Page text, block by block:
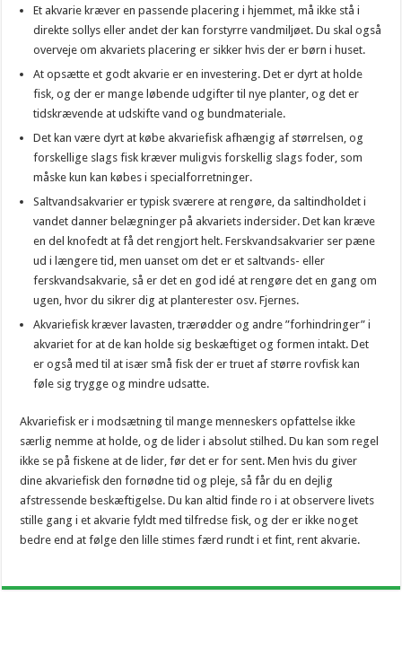
Et akvarie kræver en passende placering i hjemmet, må ikke stå i
direkte sollys eller andet der kan forstyrre vandmiljøet. Du skal også
overveje om akvariets placering er sikker hvis der er børn i huset.
At opsætte et godt akvarie er en investering. Det er dyrt at holde
fisk, og der er mange løbende udgifter til nye planter, og det er
tidskrævende at udskifte vand og bundmateriale.
Det kan være dyrt at købe akvariefisk afhængig af størrelsen, og
forskellige slags fisk kræver muligvis forskellig slags foder, som
måske kun kan købes i specialforretninger.
Saltvandsakvarier er typisk sværere at rengøre, da saltindholdet i
vandet danner belægninger på akvariets indersider. Det kan kræve
en del knofedt at få det rengjort helt. Ferskvandsakvarier ser pæne
ud i længere tid, men uanset om det er et saltvands- eller
ferskvandsakvarie, så er det en god idé at rengøre det en gang om
ugen, hvor du sikrer dig at planterester osv. Fjernes.
Akvariefisk kræver lavasten, trærødder og andre ”forhindringer” i
akvariet for at de kan holde sig beskæftiget og formen intakt. Det
er også med til at især små fisk der er truet af større rovfisk kan
føle sig trygge og mindre udsatte.
Akvariefisk er i modsætning til mange menneskers opfattelse ikke
særlig nemme at holde, og de lider i absolut stilhed. Du kan som regel
ikke se på fiskene at de lider, før det er for sent. Men hvis du giver
dine akvariefisk den fornødne tid og pleje, så får du en dejlig
afstressende beskæftigelse. Du kan altid finde ro i at observere livets
stille gang i et akvarie fyldt med tilfredse fisk, og der er ikke noget
bedre end at følge den lille stimes færd rundt i et fint, rent akvarie.